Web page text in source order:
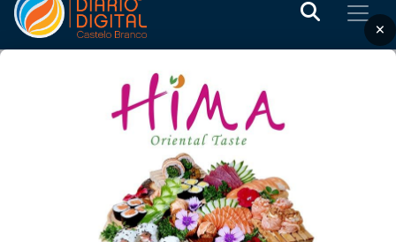
×
1 de fevereiro de 2014
CASTELO BRANCO:
ASSOCIAÇÃO DE APOIO